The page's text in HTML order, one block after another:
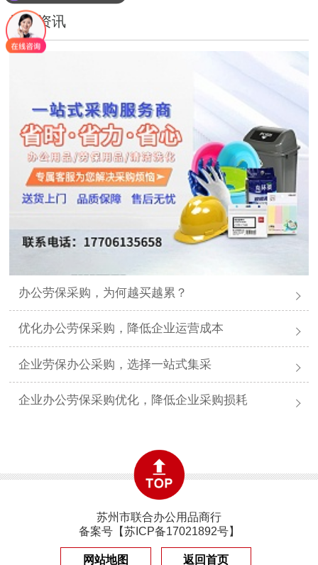
推荐资讯
办公劳保采购，为何越买越累？
优化办公劳保采购，降低企业运营成本
企业劳保办公采购，选择一站式集采
企业办公劳保采购优化，降低企业采购损耗
苏州市联合办公用品商行
备案号【苏ICP备17021892号】
网站地图 返回首页